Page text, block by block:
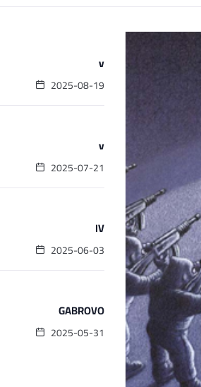
v
2025-08-19
v
2025-07-21
IV
2025-06-03
GABROVO
2025-05-31